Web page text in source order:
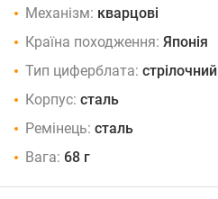
Механізм: кварцові
Країна походження: Японія
Тип циферблата: стрілочний
Корпус: сталь
Ремінець: сталь
Вага: 68 г